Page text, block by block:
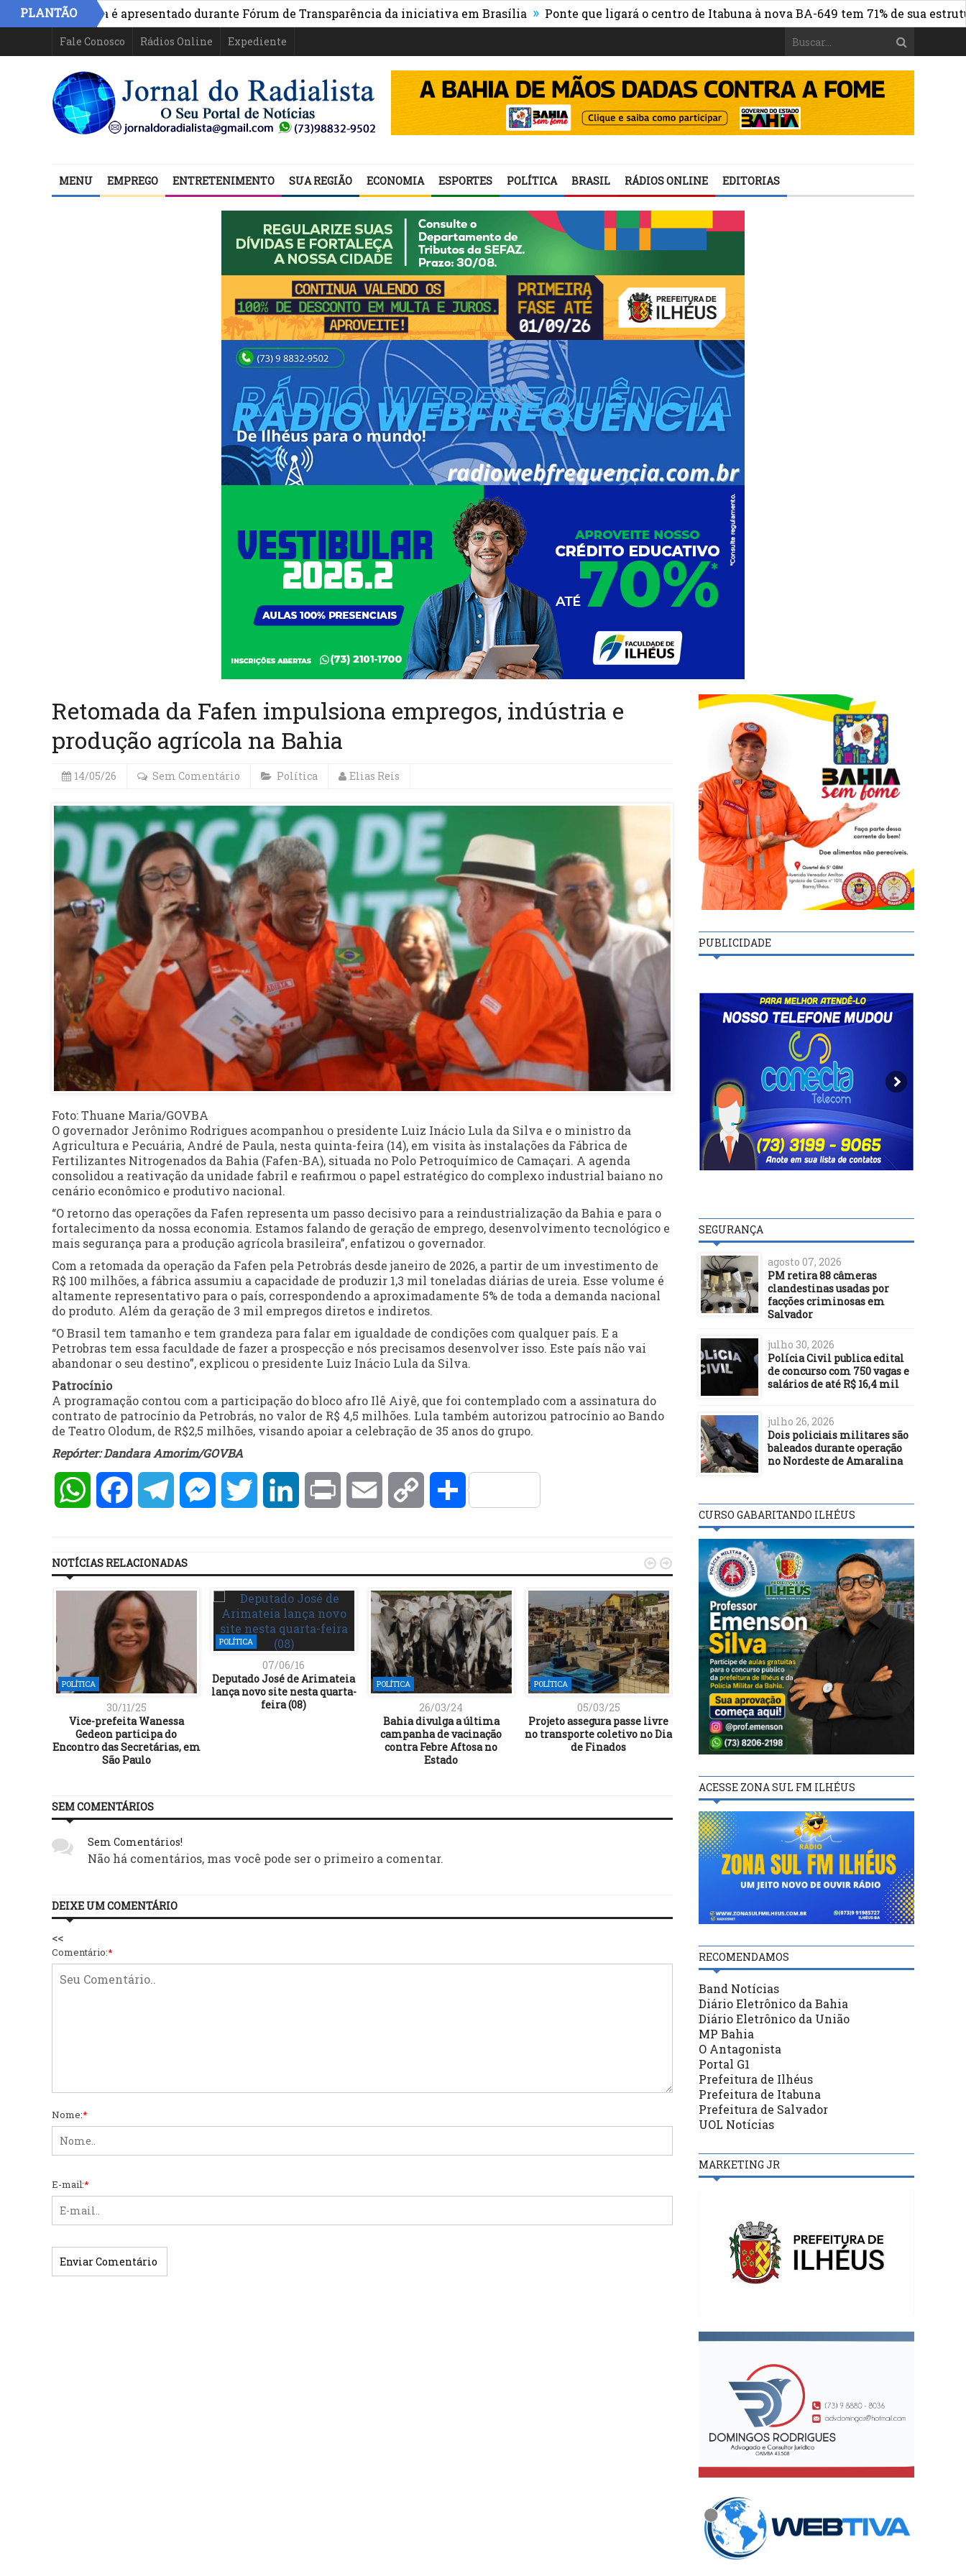
PLANTÃO
na Bahia é apresentado durante Fórum de Transparência da iniciativa em Brasília » Ponte que ligará o centro de Itabuna à nova BA-649 tem 71% de sua estrutura de
Fale Conosco Rádios Online Expediente
MENU EMPREGO ENTRETENIMENTO SUA REGIÃO ECONOMIA ESPORTES POLÍTICA BRASIL RÁDIOS ONLINE EDITORIAS
Retomada da Fafen impulsiona empregos, indústria e
produção agrícola na Bahia
14/05/26 Sem Comentário Política Elias Reis
Foto: Thuane Maria/GOVBA
O governador Jerônimo Rodrigues acompanhou o presidente Luiz Inácio Lula da Silva e o ministro da
Agricultura e Pecuária, André de Paula, nesta quinta-feira (14), em visita às instalações da Fábrica de
Fertilizantes Nitrogenados da Bahia (Fafen-BA), situada no Polo Petroquímico de Camaçari. A agenda
consolidou a reativação da unidade fabril e reafirmou o papel estratégico do complexo industrial baiano no
cenário econômico e produtivo nacional.
“O retorno das operações da Fafen representa um passo decisivo para a reindustrialização da Bahia e para o
fortalecimento da nossa economia. Estamos falando de geração de emprego, desenvolvimento tecnológico e
mais segurança para a produção agrícola brasileira”, enfatizou o governador.
Com a retomada da operação da Fafen pela Petrobrás desde janeiro de 2026, a partir de um investimento de
R$ 100 milhões, a fábrica assumiu a capacidade de produzir 1,3 mil toneladas diárias de ureia. Esse volume é
altamente representativo para o país, correspondendo a aproximadamente 5% de toda a demanda nacional
do produto. Além da geração de 3 mil empregos diretos e indiretos.
“O Brasil tem tamanho e tem grandeza para falar em igualdade de condições com qualquer país. E a
Petrobras tem essa faculdade de fazer a prospecção e nós precisamos desenvolver isso. Este país não vai
abandonar o seu destino”, explicou o presidente Luiz Inácio Lula da Silva.
Patrocínio
A programação contou com a participação do bloco afro Ilê Aiyê, que foi contemplado com a assinatura do
contrato de patrocínio da Petrobrás, no valor de R$ 4,5 milhões. Lula também autorizou patrocínio ao Bando
de Teatro Olodum, de R$2,5 milhões, visando apoiar a celebração de 35 anos do grupo.
Repórter: Dandara Amorim/GOVBA
WhatsAppFacebookTelegramMessengerTwitter LinkedInPrint Email Copy Compartilhar
NOTÍCIAS RELACIONADAS
POLÍTICA
30/11/25
Vice-prefeita Wanessa
Gedeon participa do
Encontro das Secretárias, em
São Paulo
POLÍTICA
07/06/16
Deputado José de Arimateia
lança novo site nesta quarta-
feira (08)
POLÍTICA
26/03/24
Bahia divulga a última
campanha de vacinação
contra Febre Aftosa no
Estado
POLÍTICA
05/03/25
Projeto assegura passe livre
no transporte coletivo no Dia
de Finados
POLÍTICA
02/07/16
Reforma política é
inadiável, diz presidente
Waldir Maranhão
POLÍTICA
Câmara, Defensoria
 
SEM COMENTÁRIOS
Sem Comentários!
Não há comentários, mas você pode ser o primeiro a comentar.
DEIXE UM COMENTÁRIO
<<
Comentário:*
Nome:*
E-mail:*
PUBLICIDADE
SEGURANÇA
agosto 07, 2026
PM retira 88 câmeras
clandestinas usadas por
facções criminosas em
Salvador
julho 30, 2026
Polícia Civil publica edital
de concurso com 750 vagas e
salários de até R$ 16,4 mil
julho 26, 2026
Dois policiais militares são
baleados durante operação
no Nordeste de Amaralina
CURSO GABARITANDO ILHÉUS
ACESSE ZONA SUL FM ILHÉUS
RECOMENDAMOS
Band Notícias
Diário Eletrônico da Bahia
Diário Eletrônico da União
MP Bahia
O Antagonista
Portal G1
Prefeitura de Ilhéus
Prefeitura de Itabuna
Prefeitura de Salvador
UOL Notícias
MARKETING JR